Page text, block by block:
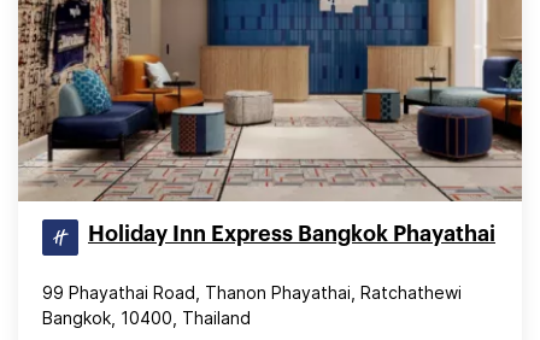
Holiday Inn Express Bangkok Phayathai
99 Phayathai Road, Thanon Phayathai, Ratchathewi
Bangkok, 10400, Thailand